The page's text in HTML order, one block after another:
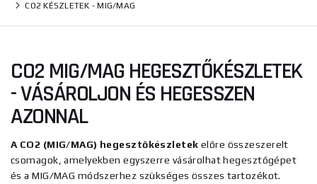
CO2 KÉSZLETEK - MIG/MAG
CO2 MIG/MAG HEGESZTŐKÉSZLETEK
- VÁSÁROLJON ÉS HEGESSZEN
AZONNAL
A CO2 (MIG/MAG) hegesztőkészletek előre összeszerelt
csomagok, amelyekben egyszerre vásárolhat hegesztőgépet
és a MIG/MAG módszerhez szükséges összes tartozékot.